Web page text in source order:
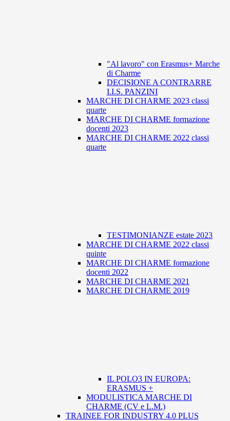
"Al lavoro" con Erasmus+ Marche
di Charme
DECISIONE A CONTRARRE
I.I.S. PANZINI
MARCHE DI CHARME 2023 classi
quarte
MARCHE DI CHARME formazione
docenti 2023
MARCHE DI CHARME 2022 classi
quarte
TESTIMONIANZE estate 2023
MARCHE DI CHARME 2022 classi
quinte
MARCHE DI CHARME formazione
docenti 2022
MARCHE DI CHARME 2021
MARCHE DI CHARME 2019
IL POLO3 IN EUROPA:
ERASMUS +
MODULISTICA MARCHE DI
CHARME (CV e L.M.)
TRAINEE FOR INDUSTRY 4.0 PLUS